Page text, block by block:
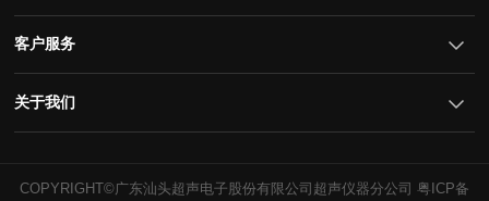
客户服务
关于我们
COPYRIGHT©广东汕头超声电子股份有限公司超声仪器分公司